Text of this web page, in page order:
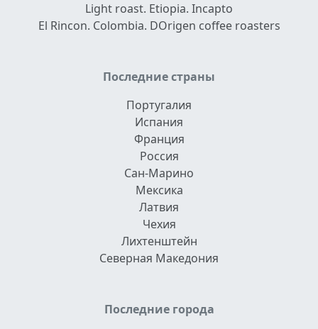
Light roast. Etiopia. Incapto
El Rincon. Colombia. DOrigen coffee roasters
Последние страны
Португалия
Испания
Франция
Россия
Сан-Марино
Мексика
Латвия
Чехия
Лихтенштейн
Северная Македония
Последние города